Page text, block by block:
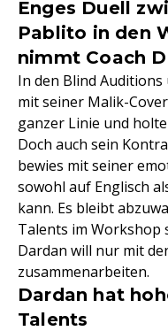
Enges Duell
Pablito in den
nimmt Coach
In den Blind Auditions
mit seiner Malik-
ganzer Linie und
Doch auch sein
bewies mit seiner
sowohl auf Englisch
kann. Es bleibt
Talents im Workshop
Dardan will nur mit
zusammenarbeiten.
Dardan hat
Talents